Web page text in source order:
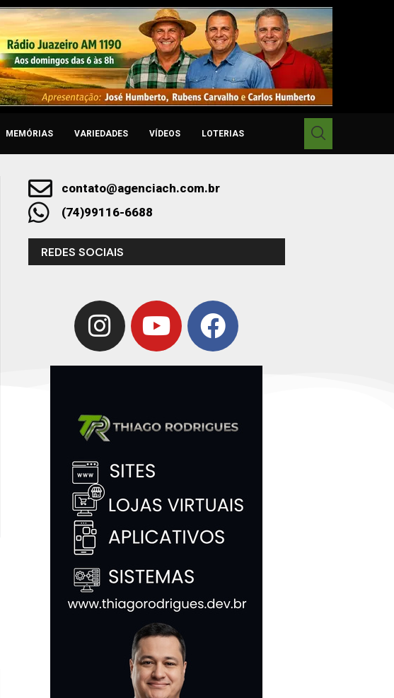
MEMÓRIAS VARIEDADES VÍDEOS LOTERIAS
contato@agenciach.com.br
(74)99116-6688
REDES SOCIAIS